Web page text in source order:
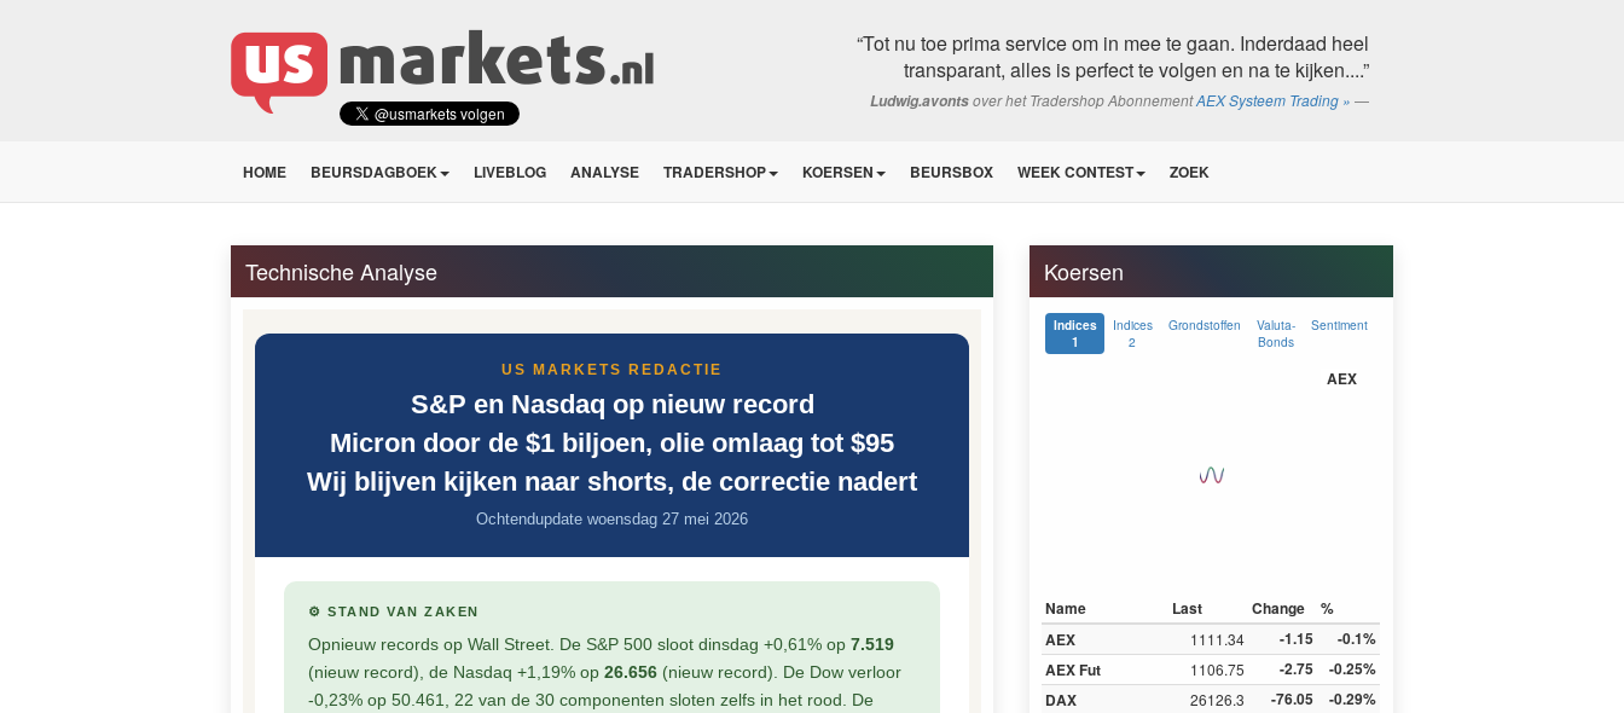
“Tot nu toe prima service om in mee te gaan. Inderdaad heel
transparant, alles is perfect te volgen en na te kijken....”
Ludwig.avontsover het Tradershop AbonnementAEX Systeem Trading »
HOME BEURSDAGBOEK LIVEBLOG ANALYSE TRADERSHOP KOERSEN BEURSBOX WEEK CONTEST ZOEK
Technische Analyse
US MARKETS REDACTIE
S&P en Nasdaq op nieuw record
Micron door de $1 biljoen, olie omlaag tot $95
Wij blijven kijken naar shorts, de correctie nadert
Ochtendupdate woensdag 27 mei 2026
⚙ STAND VAN ZAKEN
Opnieuw records op Wall Street. De S&P 500 sloot dinsdag +0,61% op 7.519
(nieuw record), de Nasdaq +1,19% op 26.656 (nieuw record). De Dow verloor
-0,23% op 50.461, 22 van de 30 componenten sloten zelfs in het rood. De
Koersen
Indices
1
Indices
2
Grondstoffen
Valuta-
Bonds
Sentiment
AEX
Name Last Change
%
AEX
1111.34 -1.15
-0.1%
AEX Fut
1106.75 -2.75
-0.25%
DAX
26126.3 -76.05
-0.29%